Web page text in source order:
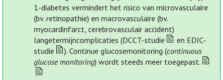
1-diabetes vermindert het risico van microvasculaire
(bv. retinopathie) en macrovasculaire (bv.
myocardinfarct, cerebrovasculair accident)
langetermijncomplicaties (DCCT-studie
en EDIC-
studie
). Continue glucosemonitoring (continuous
glucose monitoring) wordt steeds meer toegepast.